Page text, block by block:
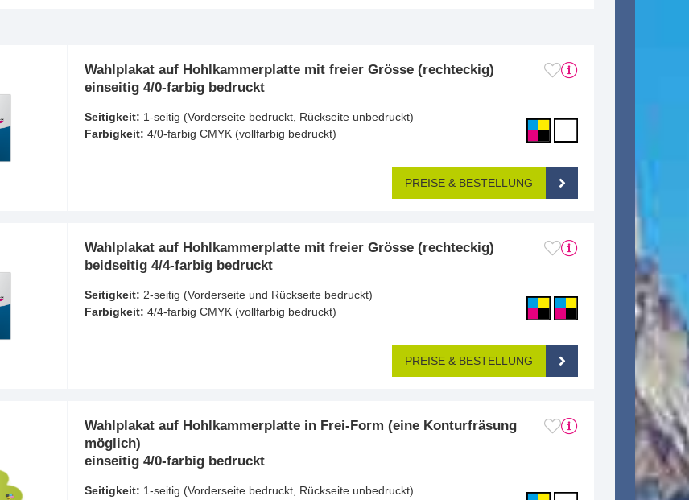
Wahlplakat auf Hohlkammerplatte mit freier Grösse (rechteckig)
einseitig 4/0-farbig bedruckt
Seitigkeit: 1-seitig (Vorderseite bedruckt, Rückseite unbedruckt)
Farbigkeit: 4/0-farbig CMYK (vollfarbig bedruckt)
PREISE & BESTELLUNG
Wahlplakat auf Hohlkammerplatte mit freier Grösse (rechteckig)
beidseitig 4/4-farbig bedruckt
Seitigkeit: 2-seitig (Vorderseite und Rückseite bedruckt)
Farbigkeit: 4/4-farbig CMYK (vollfarbig bedruckt)
PREISE & BESTELLUNG
Wahlplakat auf Hohlkammerplatte in Frei-Form (eine Konturfräsung
möglich)
einseitig 4/0-farbig bedruckt
Seitigkeit: 1-seitig (Vorderseite bedruckt, Rückseite unbedruckt)